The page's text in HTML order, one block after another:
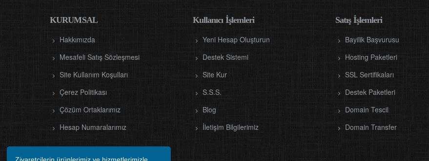
Ziyaretçilerin ürünlerimiz ve hizmetlerimizle
KURUMSAL
Hakkımızda
Mesafeli Satış Sözleşmesi
Site Kullanım Koşulları
Çerez Politikası
Çözüm Ortaklarımız
Hesap Numaralarımız
Kullanıcı İşlemleri
Yeni Hesap Oluşturun
Destek Sistemi
Site Kur
S.S.S.
Blog
İletişim Bilgilerimiz
Satış İşlemleri
Bayilik Başvurusu
Hosting Paketleri
SSL Sertifikaları
Destek Paketleri
Domain Tescil
Domain Transfer